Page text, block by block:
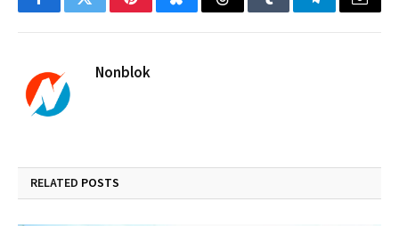
FacebookTwitterPinterestBlueskyThreadsTumblrTelegramEmail
Nonblok
RELATED POSTS